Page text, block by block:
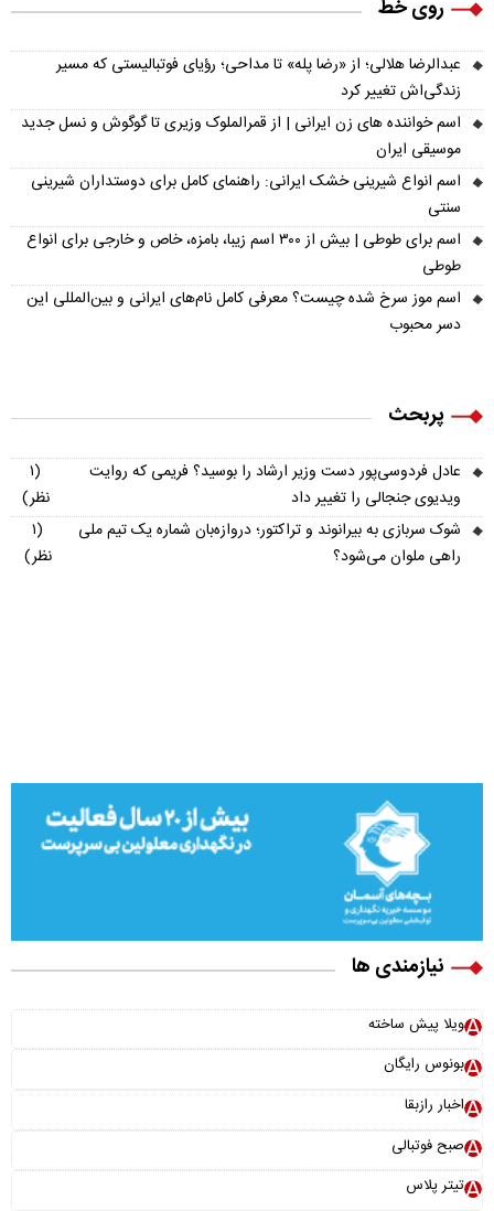
روی خط
عبدالرضا هلالی؛ از «رضا پله» تا مداحی؛ رؤیای فوتبالیستی که مسیر
زندگی‌اش تغییر کرد
اسم خواننده های زن ایرانی | از قمرالملوک وزیری تا گوگوش و نسل جدید
موسیقی ایران
اسم انواع شیرینی خشک ایرانی: راهنمای کامل برای دوستداران شیرینی
سنتی
اسم برای طوطی | بیش از ۳۰۰ اسم زیبا، بامزه، خاص و خارجی برای انواع
طوطی
اسم موز سرخ شده چیست؟ معرفی کامل نام‌های ایرانی و بین‌المللی این
دسر محبوب
پربحث
عادل فردوسی‌پور دست وزیر ارشاد را بوسید؟ فریمی که روایت
ویدیوی جنجالی را تغییر داد
(۱
نظر)
شوک سربازی به بیرانوند و تراکتور؛ دروازه‌بان شماره یک تیم ملی
راهی ملوان می‌شود؟
(۱
نظر)
نیازمندی ها
ویلا پیش ساخته
بونوس رایگان
اخبار رازبقا
صبح فوتبالی
تیتر پلاس